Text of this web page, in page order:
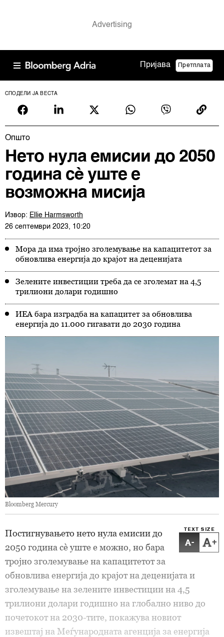
Пријава Претплата
СПОДЕЛИ ЈА ВЕСТА
Општо
Нето нула емисии до 2050
година сè уште е
возможна мисија
Извор: Ellie Harmsworth
26 септември 2023, 10:20
Мора да има тројно зголемување на капацитетот за
обновлива енергија до крајот на деценијата
Зелените инвестиции треба да се зголемат на 4,5
трилиони долари годишно
ИЕА бара изградба на капацитет за обновлива
енергија до 11.000 гигавати до 2030 година
Bloomberg Mercury
TEXT SIZE
- +
Постигнувањето нето нула емисии до
2050 година сè уште е можно, но бара
тројно зголемување на капацитетот за
обновлива енергија до крајот на деценијата и
зголемување на зелените инвестиции на 4,5
трилиони долари годишно на глобално ниво до
почетокот на 2030-тите, покажува новиот
извештај на Меѓународната агенција за енергија